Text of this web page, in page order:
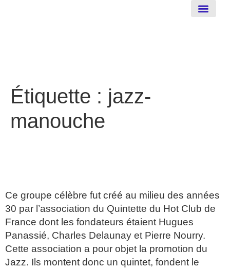
Étiquette : jazz-
manouche
Ce groupe célèbre fut créé au milieu des années
30 par l’association du Quintette du Hot Club de
France dont les fondateurs étaient Hugues
Panassié, Charles Delaunay et Pierre Nourry.
Cette association a pour objet la promotion du
Jazz. Ils montent donc un quintet, fondent le